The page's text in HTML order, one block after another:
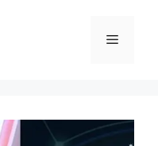
Meniu